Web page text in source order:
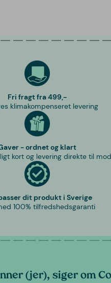
Fri fragt fra 499,-
klimakompenseret levering
- ordnet og klart
kort og levering direkte til
dit produkt i Sverige
100% tilfredshedsgaranti
(jer), siger om